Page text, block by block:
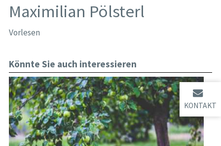
KONTAKT
Maximilian Pölsterl
Vorlesen
Könnte Sie auch interessieren